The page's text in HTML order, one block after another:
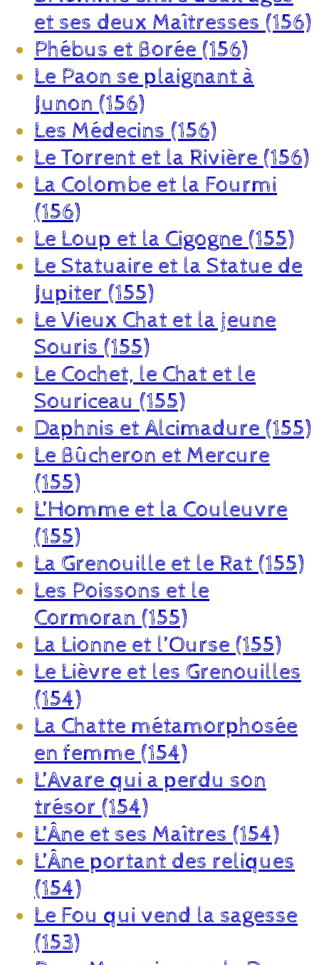
et ses deux Maîtresses (156)
Phébus et Borée (156)
Le Paon se plaignant à
Junon (156)
Les Médecins (156)
Le Torrent et la Rivière (156)
La Colombe et la Fourmi
(156)
Le Loup et la Cigogne (155)
Le Statuaire et la Statue de
Jupiter (155)
Le Vieux Chat et la jeune
Souris (155)
Le Cochet, le Chat et le
Souriceau (155)
Daphnis et Alcimadure (155)
Le Bûcheron et Mercure
(155)
L’Homme et la Couleuvre
(155)
La Grenouille et le Rat (155)
Les Poissons et le
Cormoran (155)
La Lionne et l’Ourse (155)
Le Lièvre et les Grenouilles
(154)
La Chatte métamorphosée
en femme (154)
L’Avare qui a perdu son
trésor (154)
L’Âne et ses Maîtres (154)
L’Âne portant des reliques
(154)
Le Fou qui vend la sagesse
(153)